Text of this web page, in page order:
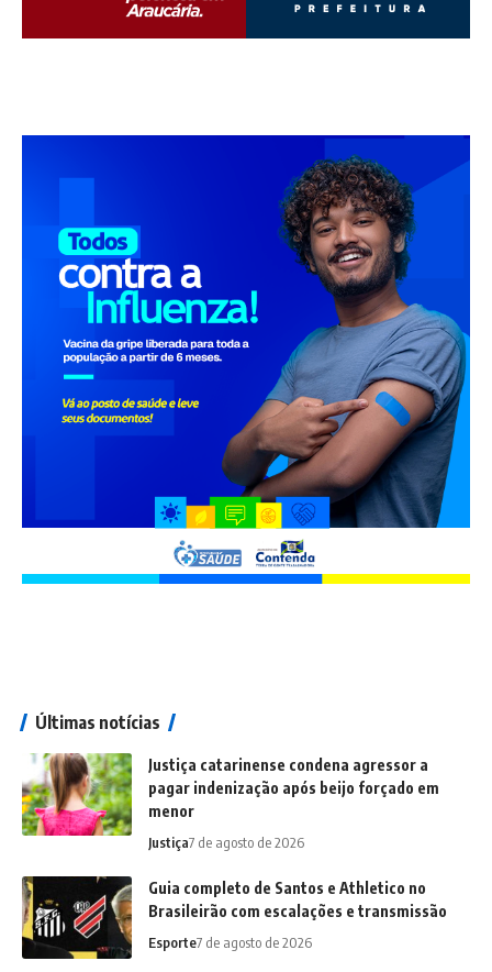
Últimas notícias
Justiça catarinense condena agressor a
pagar indenização após beijo forçado em
menor
Justiça7 de agosto de 2026
Guia completo de Santos e Athletico no
Brasileirão com escalações e transmissão
Esporte7 de agosto de 2026